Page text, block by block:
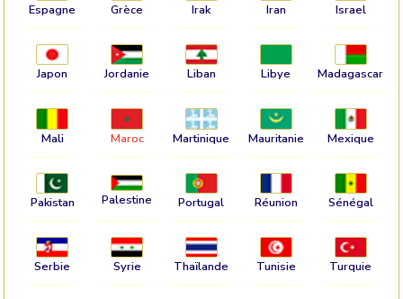
Espagne Grèce Irak Iran Israel
Japon Jordanie Liban Libye Madagascar
Mali Maroc Martinique Mauritanie Mexique
Pakistan Palestine Portugal Réunion Sénégal
Serbie Syrie Thaïlande Tunisie Turquie